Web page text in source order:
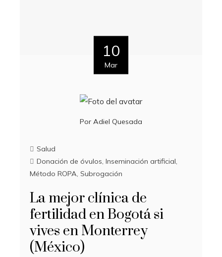
10
Mar
Por Adiel Quesada
Salud
Donación de óvulos, Inseminación artificial,
Método ROPA, Subrogación
La mejor clínica de
fertilidad en Bogotá si
vives en Monterrey
(México)